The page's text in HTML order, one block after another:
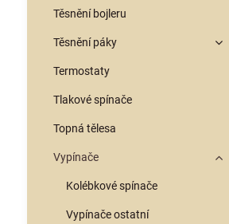
Těsnění bojleru
Těsnění páky
Termostaty
Tlakové spínače
Topná tělesa
Vypínače
Kolébkové spínače
Vypínače ostatní